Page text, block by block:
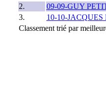
2.
09-09-GUY
3.
10-10-JACQUES
Classement trié par